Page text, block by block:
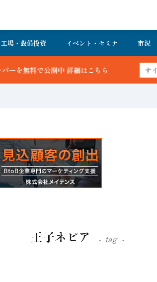
工場・設備投資 イベント・セミナ 市況
王子ネピア tag